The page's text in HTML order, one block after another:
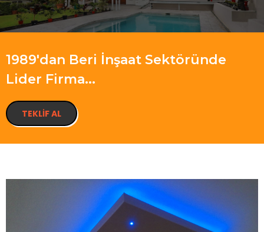
1989'dan Beri İnşaat Sektöründe
Lider Firma...
TEKLIF AL